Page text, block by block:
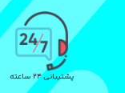
پشتیبانی ۲۴ ساعته